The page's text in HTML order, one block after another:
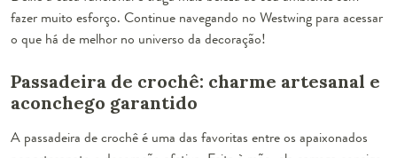
fazer muito esforço. Continue navegando no Westwing para acessar
o que há de melhor no universo da decoração!
Passadeira de crochê: charme artesanal e
aconchego garantido
A passadeira de crochê é uma das favoritas entre os apaixonados